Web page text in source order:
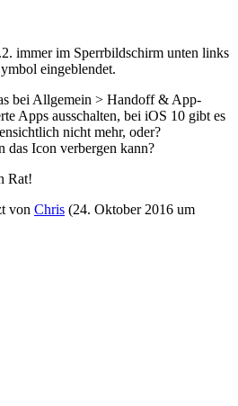
immer im Sperrbildschirm unten links
eingeblendet.
bei Allgemein > Handoff & App-
Apps ausschalten, bei iOS 10 gibt es
nicht mehr, oder?
das Icon verbergen kann?
Rat!
von Chris (24. Oktober 2016 um